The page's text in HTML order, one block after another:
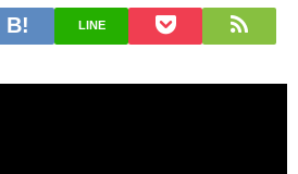
LINE